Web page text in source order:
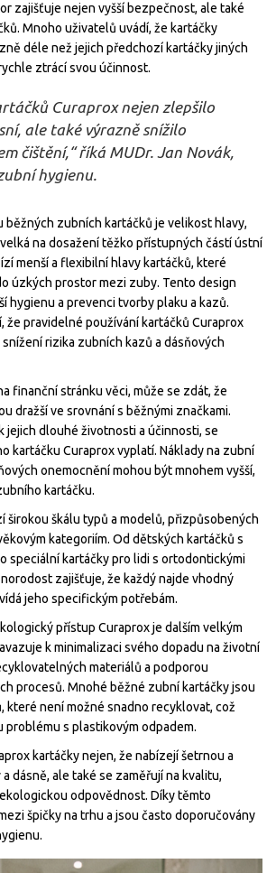
zajišťuje nejen vyšší bezpečnost, ale také
Mnoho uživatelů uvádí, že kartáčky
déle než jejich předchozí kartáčky jiných
ztrácí svou účinnost.
Curaprox nejen zlepšilo
ale také výrazně snížilo
čištění,“ říká MUDr. Jan Novák,
hygienu.
běžných zubních kartáčků je velikost hlavy,
na dosažení těžko přístupných částí ústní
menší a flexibilní hlavy kartáčků, které
úzkých prostor mezi zuby. Tento design
hygienu a prevenci tvorby plaku a kazů.
že pravidelné používání kartáčků Curaprox
rizika zubních kazů a dásňových
finanční stránku věci, může se zdát, že
dražší ve srovnání s běžnými značkami.
jejich dlouhé životnosti a účinnosti, se
kartáčku Curaprox vyplatí. Náklady na zubní
onemocnění mohou být mnohem vyšší,
kartáčku.
širokou škálu typů a modelů, přizpůsobených
kategoriím. Od dětských kartáčků s
speciální kartáčky pro lidi s ortodontickými
zajišťuje, že každý najde vhodný
jeho specifickým potřebám.
přístup Curaprox je dalším velkým
k minimalizaci svého dopadu na životní
materiálů a podporou
procesů. Mnohé běžné zubní kartáčky jsou
které není možné snadno recyklovat, což
problému s plastikovým odpadem.
kartáčky nejen, že nabízejí šetrnou a
dásně, ale také se zaměřují na kvalitu,
odpovědnost. Díky těmto
špičky na trhu a jsou často doporučovány